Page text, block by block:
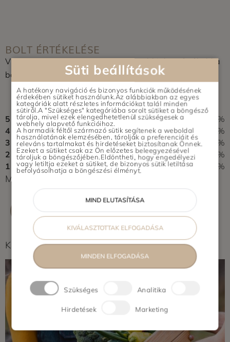
BOLT ÉRTÉKELÉSE
Vásároltál az üzletben? Segítsd a többieket, értékeld a
boltot és írj pár soros véleményt.
0,0
0 vélemény alapján
5
0%
4
0%
3
0%
2
0%
1
0%
Még nem érkezett értékelés. Légy Te az első!
Képek feltöltés alatt...
Süti beállítások
A hatékony navigáció és bizonyos funkciók működésének
érdekében sütiket használunk.Az alábbiakban az egyes
kategóriák alatt részletes információkat talál minden
sütiről.A "Szükséges" kategóriába sorolt sütiket a böngésző
tárolja, mivel ezek elengedhetetlenül szükségesek a
webhely alapvető funkcióihoz.
A harmadik féltől származó sütik segítenek a weboldal
használatának elemzésében, tárolják a preferenciáit és
releváns tartalmakat és hirdetéseket biztosítanak Önnek.
Ezeket a sütiket csak az Ön előzetes beleegyezésével
tároljuk a böngészőjében.Eldöntheti, hogy engedélyezi
vagy letiltja ezeket a sütiket, de bizonyos sütik letiltása
befolyásolhatja a böngészési élményt.
MIND ELUTASÍTÁSA
KIVÁLASZTOTTAK ELFOGADÁSA
MINDEN ELFOGADÁSA
Szükséges Analitika
Hirdetések Marketing